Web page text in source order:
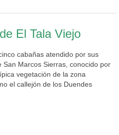
El Tala Viejo
cabañas atendido por sus
Marcos Sierras, conocido por
vegetación de la zona
el callejón de los Duendes